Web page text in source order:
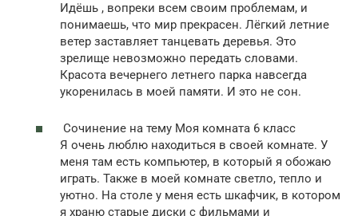
Идёшь , вопреки всем своим проблемам, и
понимаешь, что мир прекрасен. Лёгкий летние
ветер заставляет танцевать деревья. Это
зрелище невозможно передать словами.
Красота вечернего летнего парка навсегда
укоренилась в моей памяти. И это не сон.
Сочинение на тему Моя комната 6 класс
Я очень люблю находиться в своей комнате. У
меня там есть компьютер, в который я обожаю
играть. Также в моей комнате светло, тепло и
уютно. На столе у меня есть шкафчик, в котором
я храню старые диски с фильмами и